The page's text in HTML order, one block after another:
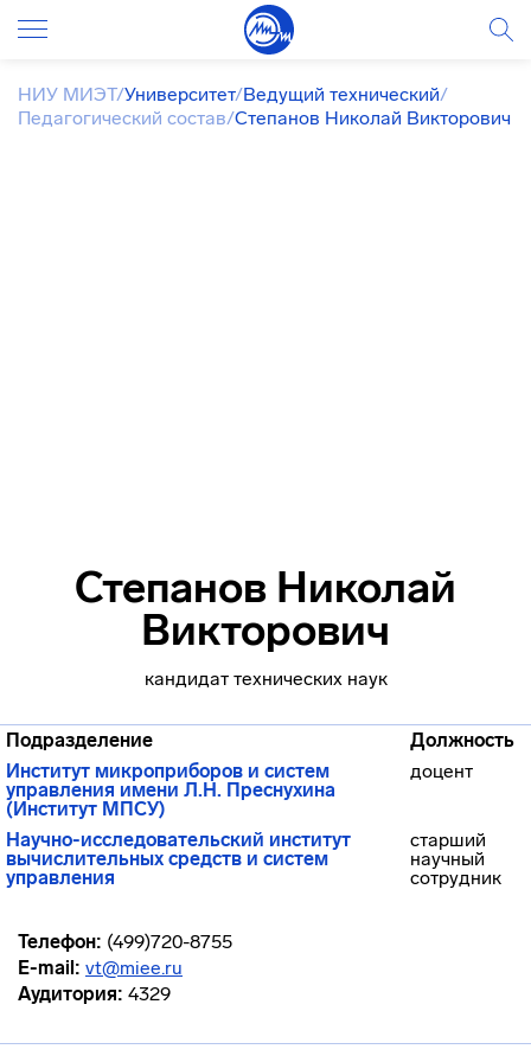
НИУ МИЭТ/Университет/Ведущий технический/
Педагогический состав/Степанов Николай Викторович
Степанов Николай
Викторович
кандидат технических наук
Подразделение
Должность
Институт микроприборов и систем
управления имени Л.Н. Преснухина
(Институт МПСУ)
доцент
Научно-исследовательский институт
вычислительных средств и систем
управления
старший
научный
сотрудник
Телефон: (499)720-8755
E-mail: vt@miee.ru
Аудитория: 4329